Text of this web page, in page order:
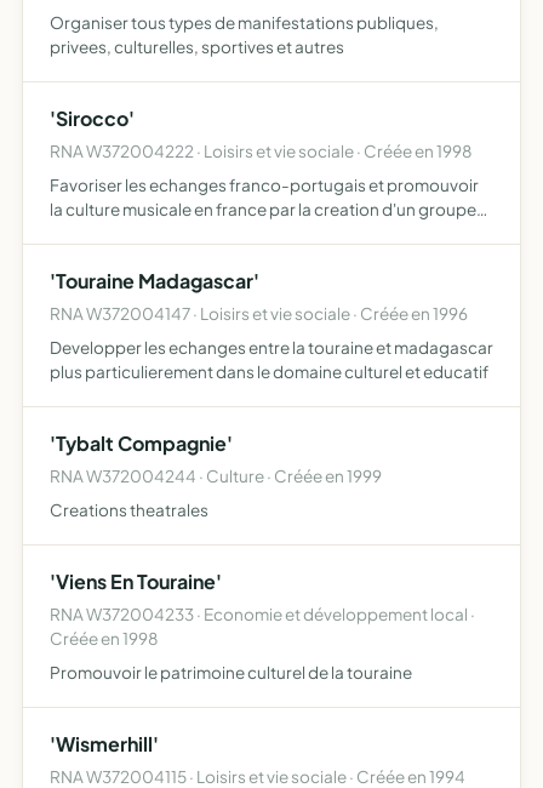
Organiser tous types de manifestations publiques,
privees, culturelles, sportives et autres
'Sirocco'
RNA W372004222 · Loisirs et vie sociale · Créée en 1998
Favoriser les echanges franco-portugais et promouvoir
la culture musicale en france par la creation d'un groupe
'Touraine Madagascar'
RNA W372004147 · Loisirs et vie sociale · Créée en 1996
Developper les echanges entre la touraine et madagascar
plus particulierement dans le domaine culturel et educatif
'Tybalt Compagnie'
RNA W372004244 · Culture · Créée en 1999
Creations theatrales
'Viens En Touraine'
RNA W372004233 · Economie et développement local ·
Créée en 1998
Promouvoir le patrimoine culturel de la touraine
'Wismerhill'
RNA W372004115 · Loisirs et vie sociale · Créée en 1994